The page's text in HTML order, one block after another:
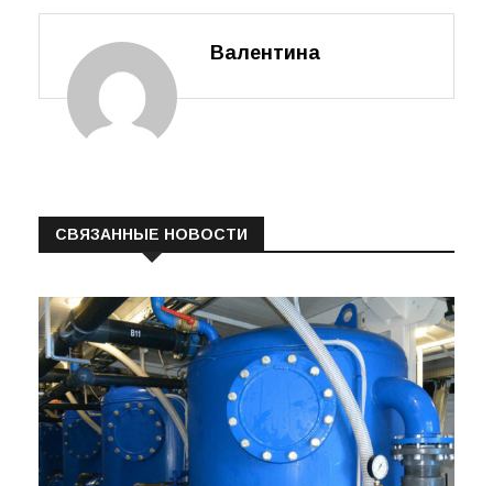
Валентина
СВЯЗАННЫЕ НОВОСТИ